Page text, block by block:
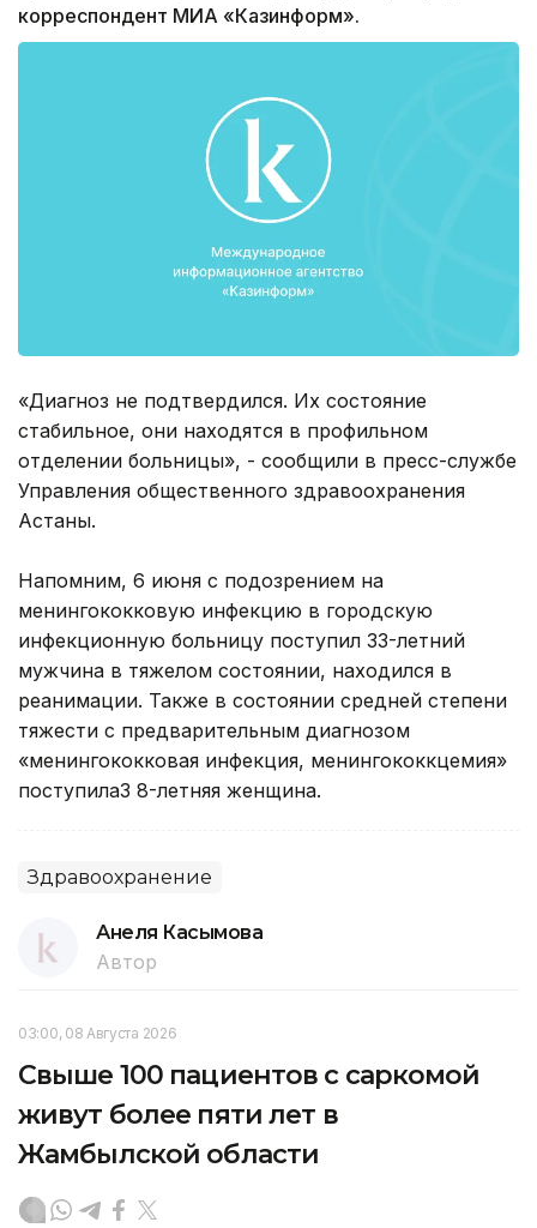
корреспондент МИА «Казинформ».
«Диагноз не подтвердился. Их состояние
стабильное, они находятся в профильном
отделении больницы», - сообщили в пресс-службе
Управления общественного здравоохранения
Астаны.
Напомним, 6 июня с подозрением на
менингококковую инфекцию в городскую
инфекционную больницу поступил 33-летний
мужчина в тяжелом состоянии, находился в
реанимации. Также в состоянии средней степени
тяжести с предварительным диагнозом
«менингококковая инфекция, менингококкцемия»
поступила3 8-летняя женщина.
Здравоохранение
Анеля Касымова
Автор
03:00, 08 Августа 2026
Свыше 100 пациентов с саркомой
живут более пяти лет в
Жамбылской области